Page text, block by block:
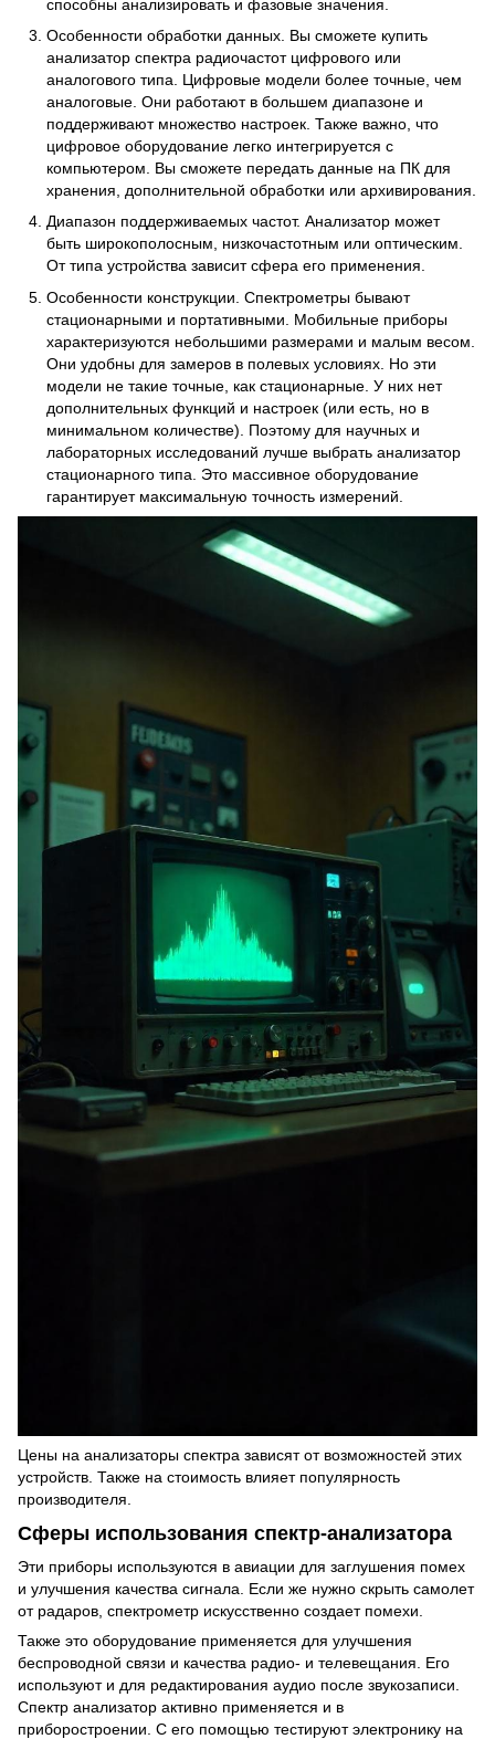
способны анализировать и фазовые значения.
Особенности обработки данных. Вы сможете купить
анализатор спектра радиочастот цифрового или
аналогового типа. Цифровые модели более точные, чем
аналоговые. Они работают в большем диапазоне и
поддерживают множество настроек. Также важно, что
цифровое оборудование легко интегрируется с
компьютером. Вы сможете передать данные на ПК для
хранения, дополнительной обработки или архивирования.
Диапазон поддерживаемых частот. Анализатор может
быть широкополосным, низкочастотным или оптическим.
От типа устройства зависит сфера его применения.
Особенности конструкции. Спектрометры бывают
стационарными и портативными. Мобильные приборы
характеризуются небольшими размерами и малым весом.
Они удобны для замеров в полевых условиях. Но эти
модели не такие точные, как стационарные. У них нет
дополнительных функций и настроек (или есть, но в
минимальном количестве). Поэтому для научных и
лабораторных исследований лучше выбрать анализатор
стационарного типа. Это массивное оборудование
гарантирует максимальную точность измерений.
Цены на анализаторы спектра зависят от возможностей этих
устройств. Также на стоимость влияет популярность
производителя.
Сферы использования спектр-анализатора
Эти приборы используются в авиации для заглушения помех
и улучшения качества сигнала. Если же нужно скрыть самолет
от радаров, спектрометр искусственно создает помехи.
Также это оборудование применяется для улучшения
беспроводной связи и качества радио- и телевещания. Его
используют и для редактирования аудио после звукозаписи.
Спектр анализатор активно применяется и в
приборостроении. С его помощью тестируют электронику на